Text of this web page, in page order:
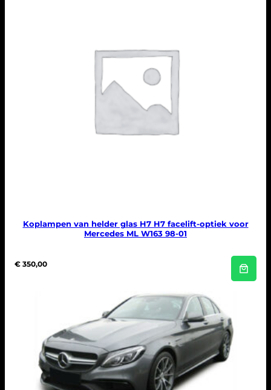
Koplampen van helder glas H7 H7 facelift-optiek voor
Mercedes ML W163 98-01
€ 350,00